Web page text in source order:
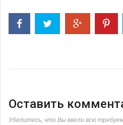
Оставить
Убедитесь, что Вы ввели всю